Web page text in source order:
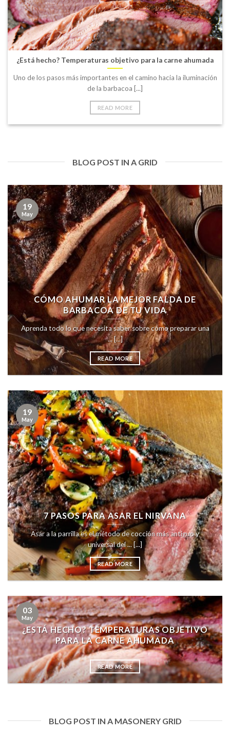
¿Está hecho? Temperaturas objetivo para la carne ahumada
Uno de los pasos más importantes en el camino hacia la iluminación
de la barbacoa [...]
READ MORE
BLOG POST IN A GRID
CÓMO AHUMAR LA MEJOR FALDA DE
BARBACOA DE TU VIDA
Aprenda todo lo que necesita saber sobre cómo preparar una
... [...]
READ MORE
19
May
7 PASOS PARA ASAR EL NIRVANA
Asar a la parrilla es el método de cocción más antiguo y
universal del ... [...]
READ MORE
19
May
¿ESTÁ HECHO? TEMPERATURAS OBJETIVO
PARA LA CARNE AHUMADA
READ MORE
03
May
BLOG POST IN A MASONERY GRID